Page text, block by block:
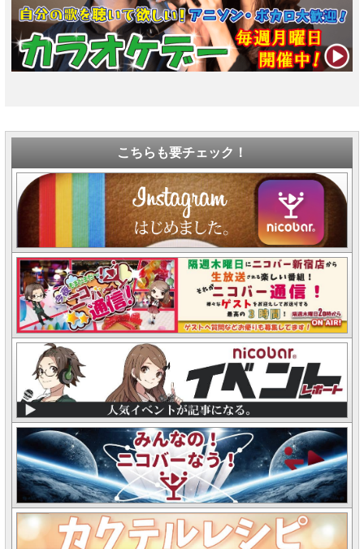
こちらも要チェック！